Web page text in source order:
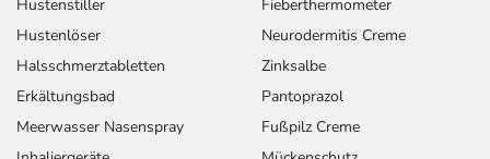
Hustenstiller
Hustenlöser
Halsschmerztabletten
Erkältungsbad
Meerwasser Nasenspray
Fieberthermometer
Neurodermitis Creme
Zinksalbe
Pantoprazol
Fußpilz Creme